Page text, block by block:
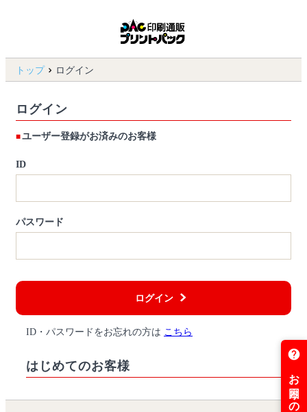
トップ ログイン
ログイン
ユーザー登録がお済みのお客様
ID
パスワード
ログイン
ID・パスワードをお忘れの方は こちら
はじめてのお客様